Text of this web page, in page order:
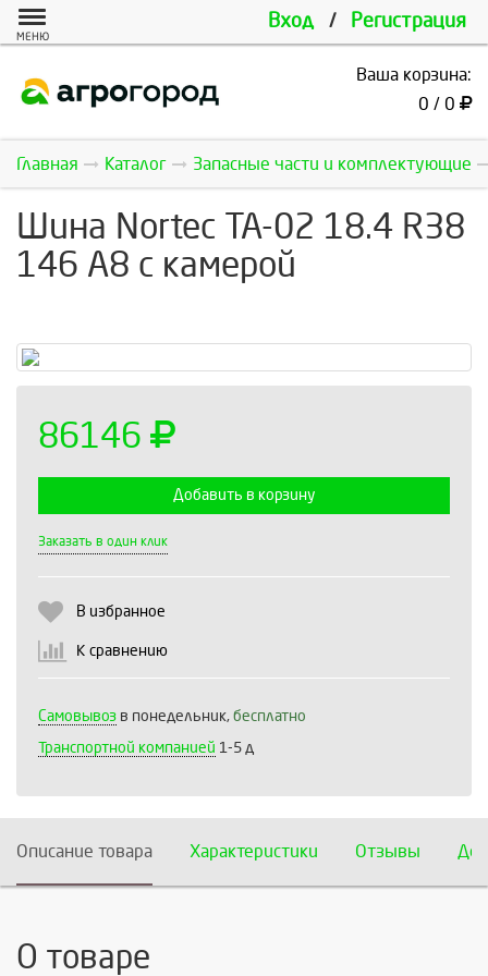
Вход / Регистрация
МЕНЮ
Ваша корзина:
0 / 0
Главная Каталог Запасные части и комплектующие
Шина Nortec TA-02 18.4 R38
146 A8 с камерой
86146
Добавить в корзину
Заказать в один клик
В избранное
К сравнению
Самовывоз в понедельник, бесплатно
Транспортной компанией 1-5 д
Описание товара Характеристики Отзывы
О товаре